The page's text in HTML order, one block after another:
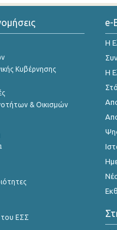
Κυβέρνησης
& Οικισμών
του ΕΣΣ
e-
Η
Η